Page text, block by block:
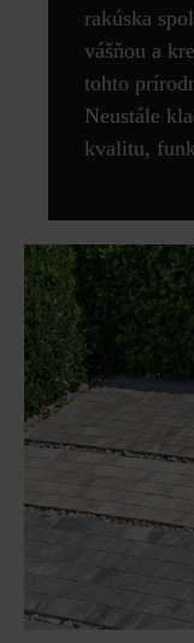
rakúska
vášňou a
tohto
Neustále
kvalitu,